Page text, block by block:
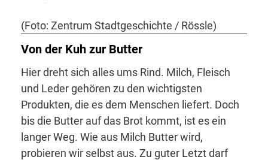
(Foto: Zentrum Stadtgeschichte / Rössle)
Von der Kuh zur Butter
Hier dreht sich alles ums Rind. Milch, Fleisch
und Leder gehören zu den wichtigsten
Produkten, die es dem Menschen liefert. Doch
bis die Butter auf das Brot kommt, ist es ein
langer Weg. Wie aus Milch Butter wird,
probieren wir selbst aus. Zu guter Letzt darf